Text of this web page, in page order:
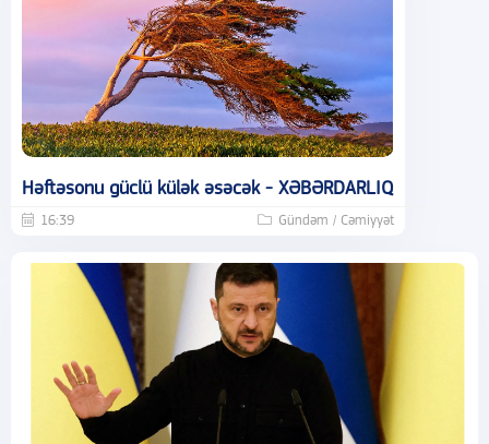
Həftəsonu güclü külək əsəcək - XƏBƏRDARLIQ
16:39 Gündəm / Cəmiyyət